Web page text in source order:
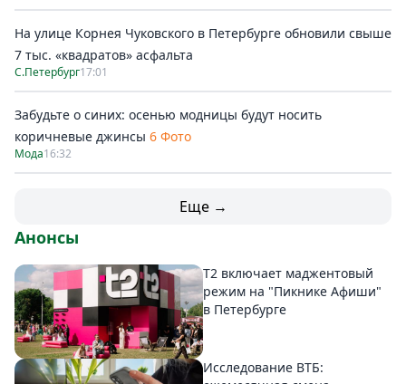
На улице Корнея Чуковского в Петербурге обновили свыше
7 тыс. «квадратов» асфальта
С.Петербург17:01
Забудьте о синих: осенью модницы будут носить
коричневые джинсы 6 Фото
Мода16:32
Еще →
Анонсы
Т2 включает маджентовый
режим на "Пикнике Афиши"
в Петербурге
Исследование ВТБ: